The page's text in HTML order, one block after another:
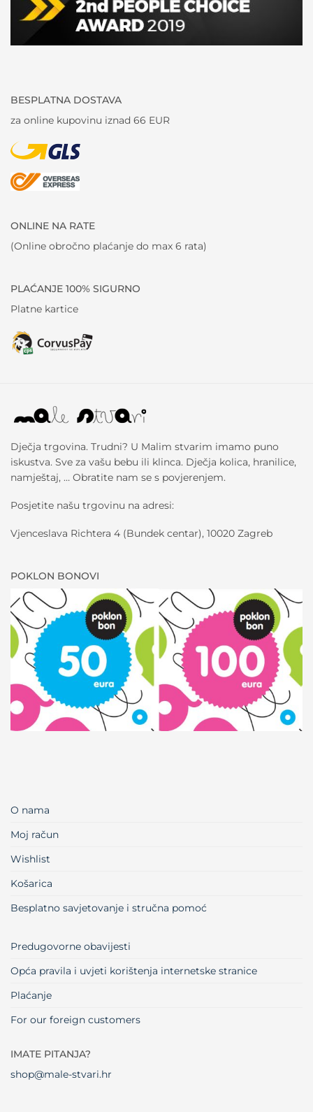
BESPLATNA DOSTAVA
za online kupovinu iznad 66 EUR
ONLINE NA RATE
(Online obročno plaćanje do max 6 rata)
PLAĆANJE 100% SIGURNO
Platne kartice
Dječja trgovina. Trudni? U Malim stvarim imamo puno
iskustva. Sve za vašu bebu ili klinca. Dječja kolica, hranilice,
namještaj, … Obratite nam se s povjerenjem.
Posjetite našu trgovinu na adresi:
Vjenceslava Richtera 4 (Bundek centar), 10020 Zagreb
POKLON BONOVI
O nama
Moj račun
Wishlist
Košarica
Besplatno savjetovanje i stručna pomoć
Predugovorne obavijesti
Opća pravila i uvjeti korištenja internetske stranice
Plaćanje
For our foreign customers
IMATE PITANJA?
shop@male-stvari.hr